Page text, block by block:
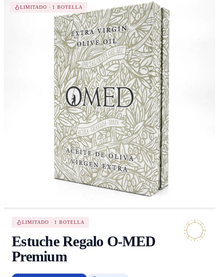
LIMITADO · 1 BOTELLA
LIMITADO · 1 BOTELLA
Estuche Regalo O-MED
Premium